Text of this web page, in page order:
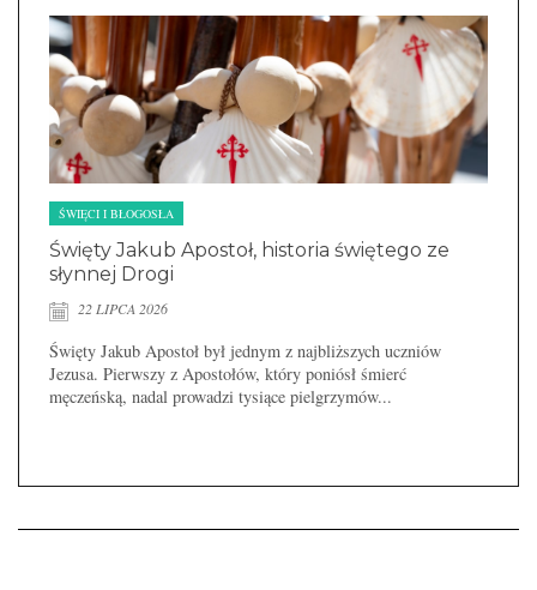
ŚWIĘCI I BŁOGOSŁA
Święty Jakub Apostoł, historia świętego ze
słynnej Drogi
22 LIPCA 2026
Święty Jakub Apostoł był jednym z najbliższych uczniów
Jezusa. Pierwszy z Apostołów, który poniósł śmierć
męczeńską, nadal prowadzi tysiące pielgrzymów...